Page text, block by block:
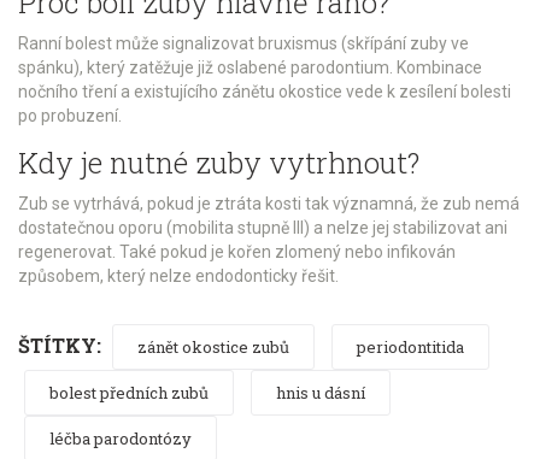
Ranní bolest může signalizovat bruxismus (skřípání zuby ve
spánku), který zatěžuje již oslabené parodontium. Kombinace
nočního tření a existujícího zánětu okostice vede k zesílení bolesti
po probuzení.
Kdy je nutné zuby vytrhnout?
Zub se vytrhává, pokud je ztráta kosti tak významná, že zub nemá
dostatečnou oporu (mobilita stupně III) a nelze jej stabilizovat ani
regenerovat. Také pokud je kořen zlomený nebo infikován
způsobem, který nelze endodonticky řešit.
ŠTÍTKY: zánět okostice zubů periodontitida
bolest předních zubů hnis u dásní
léčba parodontózy